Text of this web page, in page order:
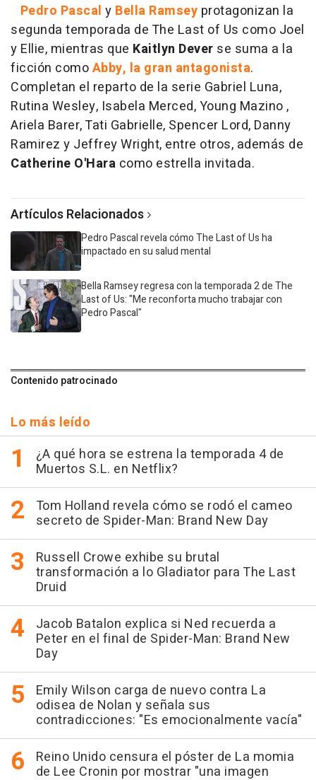
Pedro Pascal y Bella Ramsey protagonizan la
segunda temporada de The Last of Us como Joel
y Ellie, mientras que Kaitlyn Dever se suma a la
ficción comoAbby, la gran antagonista.
Completan el reparto de la serie Gabriel Luna,
Rutina Wesley, Isabela Merced, Young Mazino ,
Ariela Barer, Tati Gabrielle, Spencer Lord, Danny
Ramirez y Jeffrey Wright, entre otros, además de
Catherine O'Hara como estrella invitada.
Artículos Relacionados
Pedro Pascal revela cómo The Last of Us ha
impactado en su salud mental
Bella Ramsey regresa con la temporada 2 de The
Last of Us: "Me reconforta mucho trabajar con
Pedro Pascal"
Contenido patrocinado
Lo más leído
¿A qué hora se estrena la temporada 4 de
Muertos S.L. en Netflix?
Tom Holland revela cómo se rodó el cameo
secreto de Spider-Man: Brand New Day
Russell Crowe exhibe su brutal
transformación a lo Gladiator para The Last
Druid
Jacob Batalon explica si Ned recuerda a
Peter en el final de Spider-Man: Brand New
Day
Emily Wilson carga de nuevo contra La
odisea de Nolan y señala sus
contradicciones: "Es emocionalmente vacía"
Reino Unido censura el póster de La momia
de Lee Cronin por mostrar "una imagen